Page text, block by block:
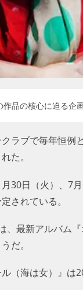
作品の核心に迫る企
ラブで毎年恒
た。
30日（火）、7
されている。
、最新アルバム
だ。
（海は女）』は